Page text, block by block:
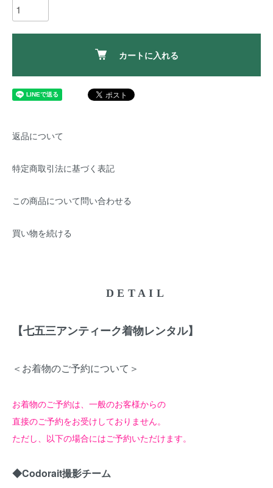
カートに入れる
返品について
特定商取引法に基づく表記
この商品について問い合わせる
買い物を続ける
DETAIL
【七五三アンティーク着物レンタル】
＜お着物のご予約について＞
お着物のご予約は、一般のお客様からの
直接のご予約をお受けしておりません。
ただし、以下の場合にはご予約いただけます。
◆Codorait撮影チーム